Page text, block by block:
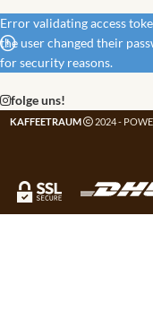
Error validating access
the user changed their
for security reasons.
folge uns!
KAFFEETRAUM 2024 -